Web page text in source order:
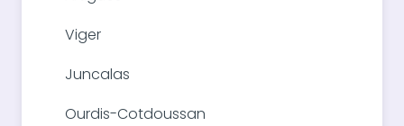
Viger
Juncalas
Ourdis-Cotdoussan